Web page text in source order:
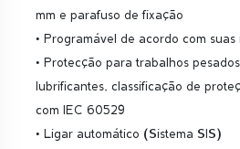
mm e parafuso de fixação
• Programável de acordo com suas
• Protecção para trabalhos
lubrificantes, classificação de
com IEC 60529
• Ligar automático (Sistema SIS)